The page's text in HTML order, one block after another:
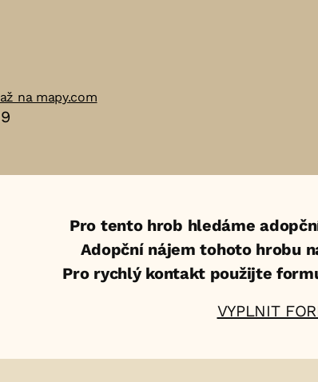
na mapy.com
Pro tento hrob hledáme
Adopční nájem tohoto hrobu
Pro rychlý kontakt použijte
VYPLNIT